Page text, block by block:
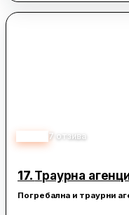
7 отзива
17. Траурна
Погребална и траурни